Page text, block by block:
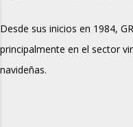
Desde sus inicios en 1984,
principalmente en el sector
navideñas.